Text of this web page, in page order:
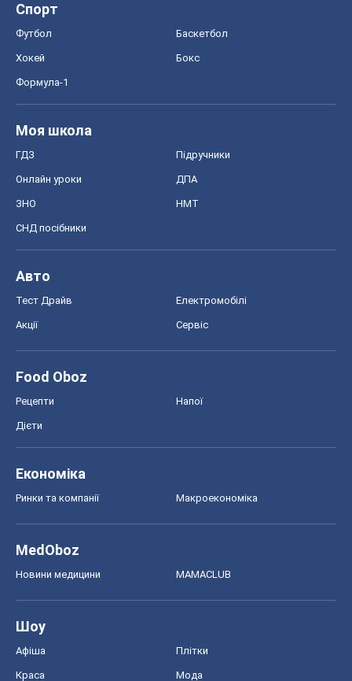
Спорт
Футбол Баскетбол
Хокей Бокс
Формула-1
Моя школа
ГДЗ Підручники
Онлайн уроки ДПА
ЗНО НМТ
СНД посібники
Авто
Тест Драйв Електромобілі
Акції Сервіс
Food Oboz
Рецепти Напої
Дієти
Економіка
Ринки та компанії Макроекономіка
MedOboz
Новини медицини MAMACLUB
Шоу
Афіша Плітки
Краса Мода